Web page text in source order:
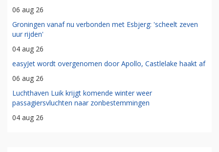
06 aug 26
Groningen vanaf nu verbonden met Esbjerg: 'scheelt zeven
uur rijden'
04 aug 26
easyJet wordt overgenomen door Apollo, Castlelake haakt af
06 aug 26
Luchthaven Luik krijgt komende winter weer
passagiersvluchten naar zonbestemmingen
04 aug 26